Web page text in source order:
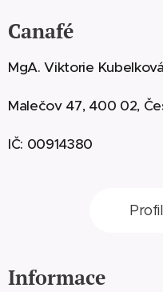
Canafé
MgA. Viktorie Kubelková
Malečov 47, 400 02,
IČ: 00914380
Informace